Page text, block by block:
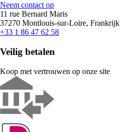
Neem contact op
11 rue Bernard Maris
37270 Montlouis-sur-Loire, Frankrijk
+33 1 86 47 62 58
Veilig betalen
Koop met vertrouwen op onze site